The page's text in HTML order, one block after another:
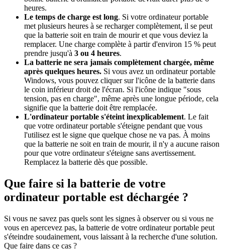
heures.
Le temps de charge est long. Si votre ordinateur portable
met plusieurs heures à se recharger complètement, il se peut
que la batterie soit en train de mourir et que vous deviez la
remplacer. Une charge complète à partir d'environ 15 % peut
prendre jusqu'à 3 ou 4 heures.
La batterie ne sera jamais complètement chargée, même
après quelques heures. Si vous avez un ordinateur portable
Windows, vous pouvez cliquer sur l'icône de la batterie dans
le coin inférieur droit de l'écran. Si l'icône indique "sous
tension, pas en charge", même après une longue période, cela
signifie que la batterie doit être remplacée.
L'ordinateur portable s'éteint inexplicablement. Le fait
que votre ordinateur portable s'éteigne pendant que vous
l'utilisez est le signe que quelque chose ne va pas. À moins
que la batterie ne soit en train de mourir, il n'y a aucune raison
pour que votre ordinateur s'éteigne sans avertissement.
Remplacez la batterie dès que possible.
Que faire si la batterie de votre
ordinateur portable est déchargée ?
Si vous ne savez pas quels sont les signes à observer ou si vous ne
vous en apercevez pas, la batterie de votre ordinateur portable peut
s'éteindre soudainement, vous laissant à la recherche d'une solution.
Que faire dans ce cas ?